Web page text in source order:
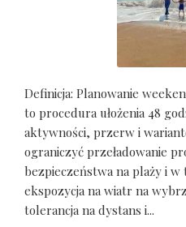
Definicja: Planowanie
to procedura ułożenia 48
aktywności, przerw i
ograniczyć przeładowanie
bezpieczeństwa na plaży i w
ekspozycja na wiatr na
tolerancja na dystans i...